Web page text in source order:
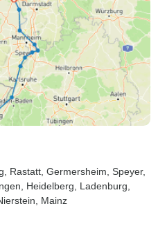
, Rastatt , Germersheim , Speyer,
, Heidelberg , Ladenburg
, Mainz